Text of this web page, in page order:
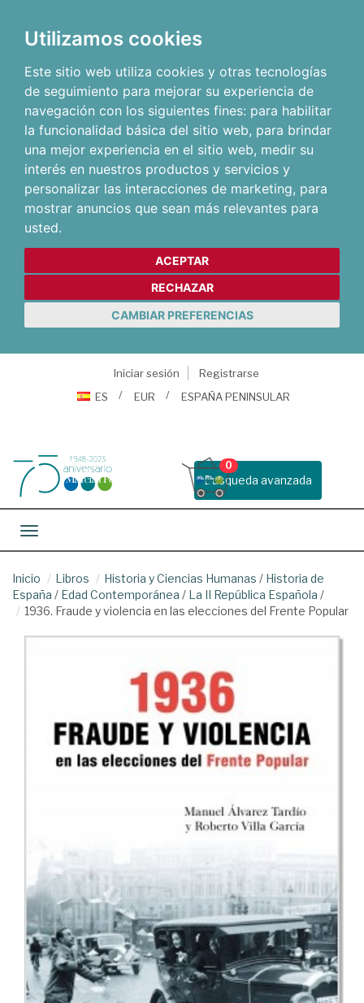
Utilizamos cookies
Este sitio web utiliza cookies y otras tecnologías
de seguimiento para mejorar su experiencia de
navegación con los siguientes fines: para habilitar
la funcionalidad básica del sitio web, para brindar
una mejor experiencia en el sitio web, medir su
interés en nuestros productos y servicios y
personalizar las interacciones de marketing, para
mostrar anuncios que sean más relevantes para
usted.
ACEPTAR
RECHAZAR
CAMBIAR PREFERENCIAS
Iniciar sesión
Registrarse
ES
EUR ESPAÑA PENINSULAR
Busqueda avanzada
0
Toggle navigation
Inicio Libros Historia y Ciencias Humanas / Historia de
España / Edad Contemporánea / La II República Española /
1936. Fraude y violencia en las elecciones del Frente Popular